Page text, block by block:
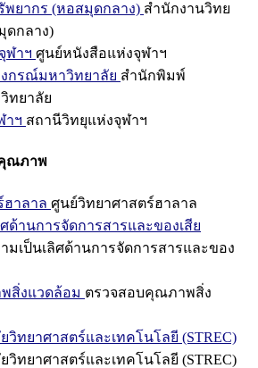
พยากร (หอสมุดกลาง) สำนักงานวิทย
ดกลาง)
ฬาฯ ศูนย์หนังสือแห่งจุฬาฯ
กรณ์มหาวิทยาลัย สำนักพิมพ์
ทยาลัย
าฯ สถานีวิทยุแห่งจุฬาฯ
คุณภาพ
ฮาลาล ศูนย์วิทยาศาสตร์ฮาลาล
ด้านการจัดการสารและของเสีย
มเป็นเลิศด้านการจัดการสารและของ
สิ่งแวดล้อม ตรวจสอบคุณภาพสิ่ง
วิทยาศาสตร์และเทคโนโลยี (STREC)
วิทยาศาสตร์และเทคโนโลยี (STREC)